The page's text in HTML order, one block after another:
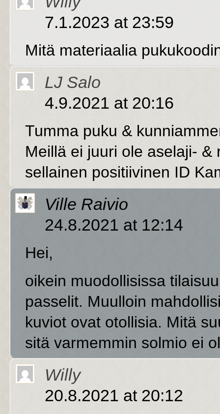
7.1.2023 at 23:59
Mitä materiaalia
LJ Salo
4.9.2021 at 20:16
Tumma puku &
Meillä ei juuri ole aselaji-
sellainen positiivinen ID
Ville Raivio
24.8.2021 at 12:14
Hei,
oikein muodollisissa
passelit. Muulloin
kuviot ovat otollisia. Mitä
sitä varmemmin solmio ei
Willy
20.8.2021 at 20:12